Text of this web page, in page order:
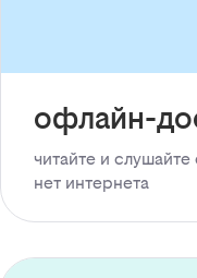
офлайн-
читайте и
нет интернета